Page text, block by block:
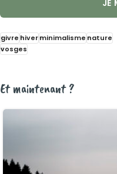
givrehiverminimalismenature
vosges
Et maintenant ?